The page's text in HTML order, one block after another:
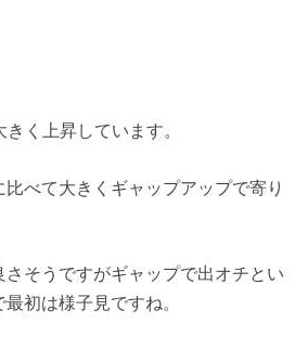
く上昇しています。
べて大きくギャップアップで寄り
そうですがギャップで出オチとい
初は様子見ですね。